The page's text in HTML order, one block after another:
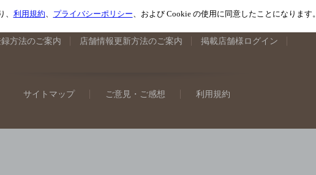
方法のご案内 店舗情報更新方法のご案内 掲載店舗様ログイン
サイトマップ ご意見・ご感想 利用規約
利用規約、 プライバシーポリシー、および Cookie の使用に同意したことになります。